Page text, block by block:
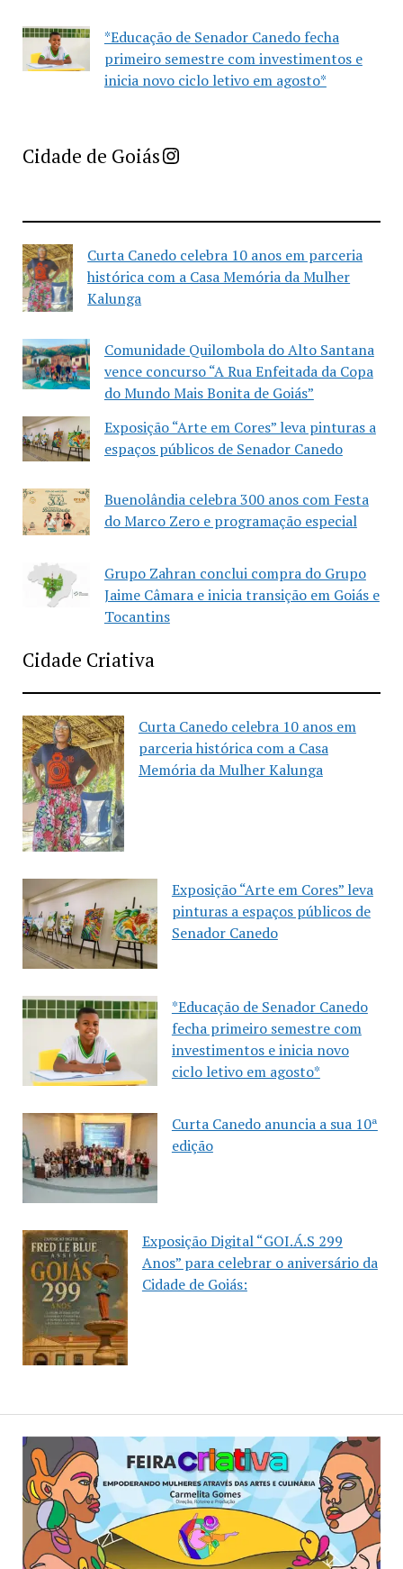
*Educação de Senador Canedo fecha
primeiro semestre com investimentos e
inicia novo ciclo letivo em agosto*
Cidade de GoiásImprensa Criativa da Cidade de Goiás
Curta Canedo celebra 10 anos em parceria
histórica com a Casa Memória da Mulher
Kalunga
Comunidade Quilombola do Alto Santana
vence concurso “A Rua Enfeitada da Copa
do Mundo Mais Bonita de Goiás”
Exposição “Arte em Cores” leva pinturas a
espaços públicos de Senador Canedo
Buenolândia celebra 300 anos com Festa
do Marco Zero e programação especial
Grupo Zahran conclui compra do Grupo
Jaime Câmara e inicia transição em Goiás e
Tocantins
Cidade Criativa
Curta Canedo celebra 10 anos em
parceria histórica com a Casa
Memória da Mulher Kalunga
Exposição “Arte em Cores” leva
pinturas a espaços públicos de
Senador Canedo
*Educação de Senador Canedo
fecha primeiro semestre com
investimentos e inicia novo
ciclo letivo em agosto*
Curta Canedo anuncia a sua 10ª
edição
Exposição Digital “GOI.Á.S 299
Anos” para celebrar o aniversário da
Cidade de Goiás: